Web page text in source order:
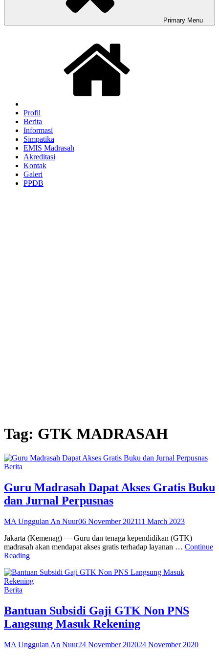
Primary Menu
Profil
Berita
Informasi
Simpatika
EMIS Madrasah
Akreditasi
Kontak
Galeri
PPDB
Tag: GTK MADRASAH
Categories
Berita
Guru Madrasah Dapat Akses Gratis Buku
dan Jurnal Perpusnas
MA Unggulan An NuurPosted
06 November 202111 March 2023
Jakarta (Kemenag) — Guru dan tenaga kependidikan (GTK)
madrasah akan mendapat akses gratis terhadap layanan … Continue
ReadingGuru
Dapat
Akses
dan
Jurnal
Perpusnas
Categories
Berita
Bantuan Subsidi Gaji GTK Non PNS
Langsung Masuk Rekening
MA Unggulan An NuurPosted
24 November 202024 November 2020